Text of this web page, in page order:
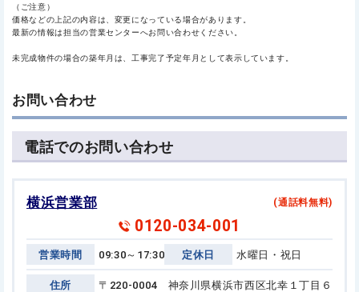
（ご注意）
価格などの上記の内容は、変更になっている場合があります。
最新の情報は担当の営業センターへお問い合わせください。
未完成物件の場合の築年月は、工事完了予定年月として表示しています。
お問い合わせ
電話でのお問い合わせ
横浜営業部
0120-034-001
(通話料無料)
営業時間 09:30～17:30 定休日 水曜日・祝日
住所
〒220-0004 神奈川県横浜市西区北幸１丁目６